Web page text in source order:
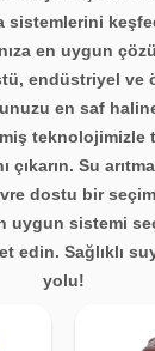
sistemlerini
en uygun
endüstriyel ve
en saf
teknolojimizle
çıkarın. Su
dostu bir
uygun sistemi
edin. Sağlıklı
yolu!